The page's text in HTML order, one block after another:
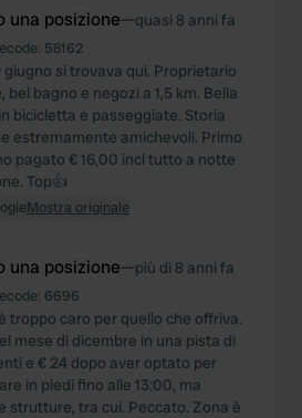
una posizione—quasi 8 anni fa
58162
giugno si trovava qui. Proprietario
bel bagno e negozi a 1,5 km. Bella
bicicletta e passeggiate. Storia
estremamente amichevoli. Primo
pagato € 16,00 incl tutto a notte
Top👍
Mostra originale
una posizione—più di 8 anni fa
6696
troppo caro per quello che offriva.
mese di dicembre in una pista di
e € 24 dopo aver optato per
in piedi fino alle 13:00, ma
strutture, tra cui. Peccato. Zona è